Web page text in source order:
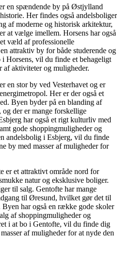
en spændende by på Østjylland
Her findes også andelsboliger
af moderne og historisk arkitektur,
at vælge imellem. Horsens har også
væld af professionelle
attraktiv by for både studerende og
Horsens, vil du finde et behageligt
af aktiviteter og muligheder.
en stor by ved Vesterhavet og er
Her er der også et
Byen byder på en blanding af
der er mange forskellige
har også et rigt kulturliv med
gode shoppingmuligheder og
andelsbolig i Esbjerg, vil du finde
by med masser af muligheder for
er et attraktivt område nord for
natur og eksklusive boliger.
til salg. Gentofte har mange
til Øresund, hvilket gør det til
har også en række gode skoler
af shoppingmuligheder og
i at bo i Gentofte, vil du finde dig
af muligheder for at nyde den